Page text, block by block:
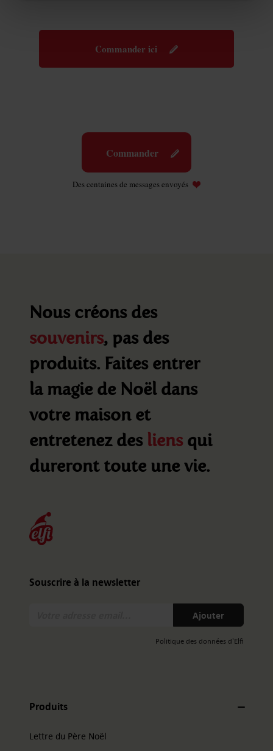
Commander ici
Commander
Des centaines de messages envoyés
Nous créons des
souvenirs, pas des
produits. Faites entrer
la magie de Noël dans
votre maison et
entretenez des liensqui
dureront toute une vie.
Souscrire à la newsletter
Ajouter
Politique des données d'Elfi
Produits
Lettre du Père Noël